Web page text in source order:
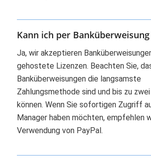
Kann ich per Banküberweisung
Ja, wir akzeptieren
gehostete Lizenzen. Beachten Sie,
Banküberweisungen die langsamste
Zahlungsmethode sind und bis zu
können. Wenn Sie sofortigen Zugriff
Manager haben möchten, empfehlen
Verwendung von PayPal.